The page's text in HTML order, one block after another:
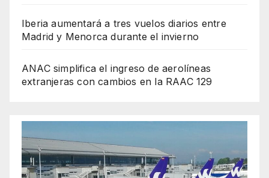
Iberia aumentará a tres vuelos diarios entre
Madrid y Menorca durante el invierno
ANAC simplifica el ingreso de aerolíneas
extranjeras con cambios en la RAAC 129